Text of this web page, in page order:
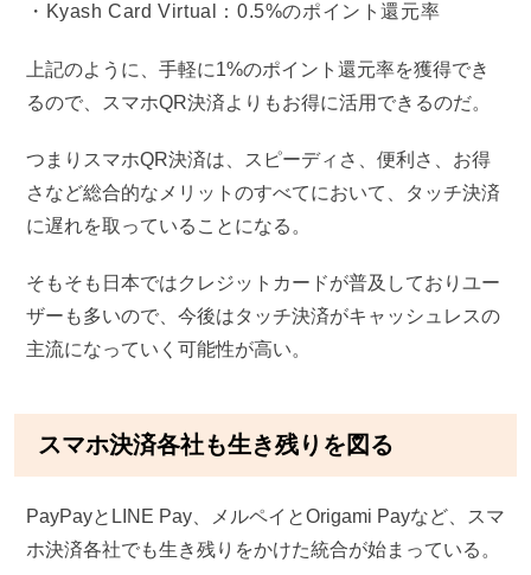
Kyash Card Virtual：0.5%のポイント還元率
上記のように、手軽に1%のポイント還元率を獲得でき
るので、スマホQR決済よりもお得に活用できるのだ。
つまりスマホQR決済は、スピーディさ、便利さ、お得
さなど総合的なメリットのすべてにおいて、タッチ決済
に遅れを取っていることになる。
そもそも日本ではクレジットカードが普及しておりユー
ザーも多いので、今後はタッチ決済がキャッシュレスの
主流になっていく可能性が高い。
スマホ決済各社も生き残りを図る
PayPayとLINE Pay、メルペイとOrigami Payなど、スマ
ホ決済各社でも生き残りをかけた統合が始まっている。